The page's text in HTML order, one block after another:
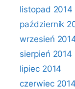
listopad 2014
październik
wrzesień
sierpień 2014
lipiec 2014
czerwiec 2014